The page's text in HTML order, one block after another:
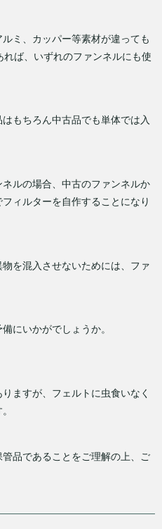
ミ、カッパー等素材が違っても
ば、いずれのファンネルにも使
もちろん中古品でも単体では入
ルの場合、中古のファンネルか
ィルターを自作することになり
を混入させないためには、ファ
にいかがでしょうか。
ますが、フェルトに虫食いなく
品であることをご理解の上、ご